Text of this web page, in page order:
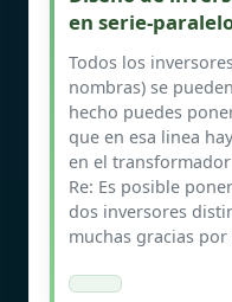
en serie-
Todos los
nombras) se
hecho puedes
que en esa linea
en el
Re: Es posible
dos inversores
muchas gracias